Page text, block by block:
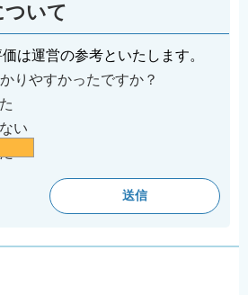
いて
は運営の参考といたします。
りやすかったですか？
い